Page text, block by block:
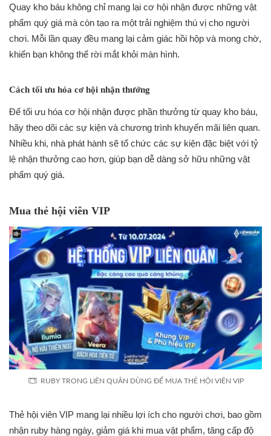
Quay kho báu không chỉ mang lại cơ hội nhận được những vật
phẩm quý giá mà còn tạo ra một trải nghiệm thú vị cho người
chơi. Mỗi lần quay đều mang lại cảm giác hồi hộp và mong chờ,
khiến bạn không thể rời mắt khỏi màn hình.
Cách tối ưu hóa cơ hội nhận thưởng
Để tối ưu hóa cơ hội nhận được phần thưởng từ quay kho báu,
hãy theo dõi các sự kiện và chương trình khuyến mãi liên quan.
Nhiều khi, nhà phát hành sẽ tổ chức các sự kiện đặc biệt với tỷ
lệ nhận thưởng cao hơn, giúp bạn dễ dàng sở hữu những vật
phẩm quý giá.
Mua thẻ hội viên VIP
RUBY TRONG LIÊN QUÂN DÙNG ĐỂ MUA THẺ HỘI VIÊN VIP
Thẻ hội viên VIP mang lại nhiều lợi ích cho người chơi, bao gồm
nhận ruby hàng ngày, giảm giá khi mua vật phẩm, tăng cấp độ